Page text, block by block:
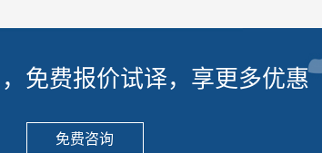
免费报价试译，享更多优惠
免费咨询